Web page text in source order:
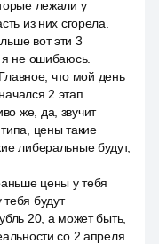
лежали у
из них сгорела.
вот эти 3
не ошибаюсь.
что мой день
2 этап
же, да, звучит
цены такие
либеральные будут,
цены у тебя
будут
20, а может быть,
со 2 апреля